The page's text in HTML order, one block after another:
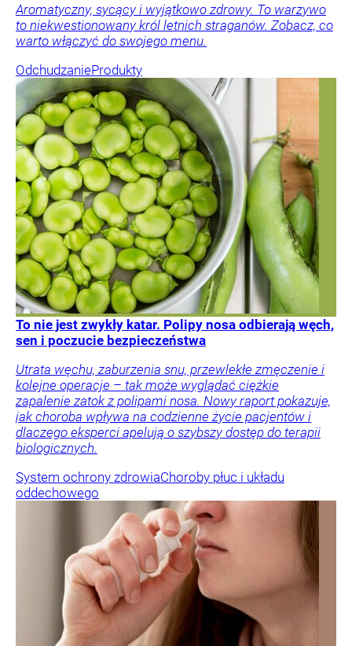
Aromatyczny, sycący i wyjątkowo zdrowy. To warzywo
to niekwestionowany król letnich straganów. Zobacz, co
warto włączyć do swojego menu.
OdchudzanieProdukty
To nie jest zwykły katar. Polipy nosa odbierają węch,
sen i poczucie bezpieczeństwa
Utrata węchu, zaburzenia snu, przewlekłe zmęczenie i
kolejne operacje – tak może wyglądać ciężkie
zapalenie zatok z polipami nosa. Nowy raport pokazuje,
jak choroba wpływa na codzienne życie pacjentów i
dlaczego eksperci apelują o szybszy dostęp do terapii
biologicznych.
System ochrony zdrowiaChoroby płuc i układu
oddechowego